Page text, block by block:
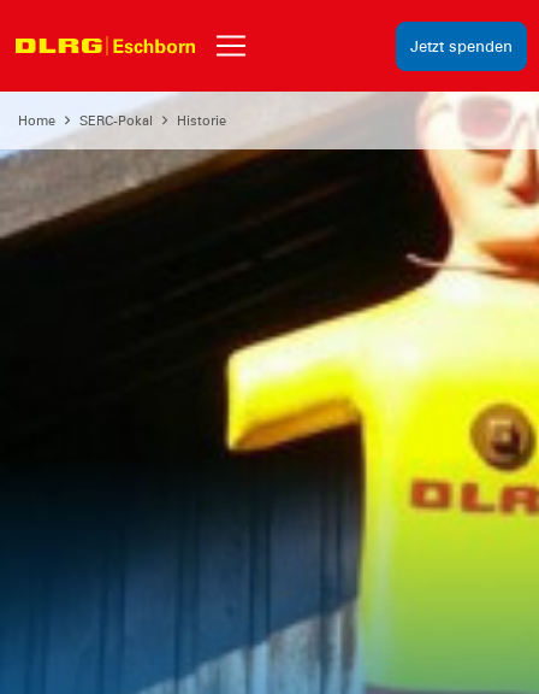
Jetzt spenden
Home SERC-Pokal Historie